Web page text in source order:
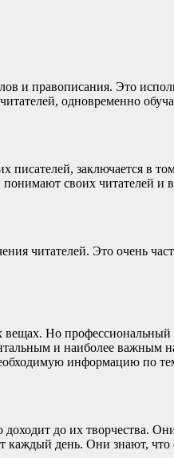
и правописания. Это
одновременно
заключается в
своих читателей и
читателей. Это очень
вещах. Но
и наиболее важным
информацию по
до их творчества.
день. Они знают, что